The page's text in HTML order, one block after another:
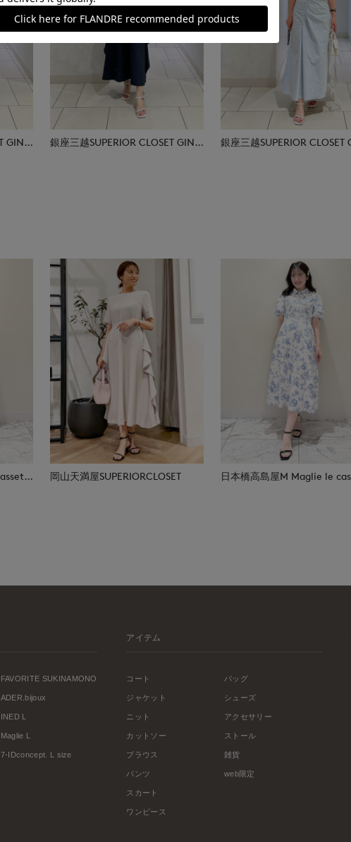
銀座三越SUPERIOR CLOSET GINZA 銀座三越SUPERIOR CLOSET GINZA
日本橋高島屋M Maglie le cassetto 岡山天満屋SUPERIORCLOSET
FAVORITE SUKINAMONO
ADER.bijoux
INED L
Maglie L
7-IDconcept. L size
アイテム
コート
ジャケット
ニット
カットソー
ブラウス
パンツ
スカート
ワンピース
バッグ
シューズ
アクセサリー
ストール
雑貨
web限定